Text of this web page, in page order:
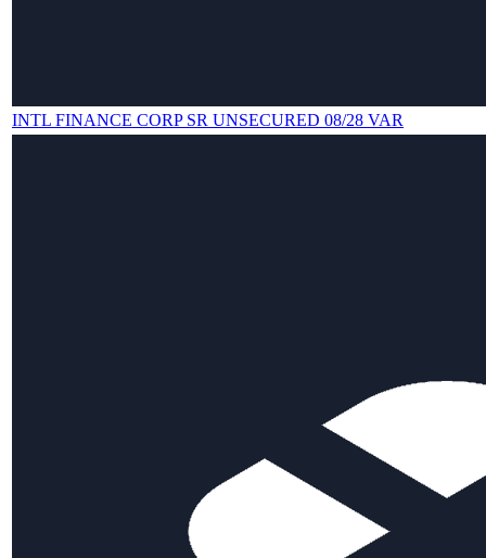
INTL FINANCE CORP SR UNSECURED 08/28 VAR